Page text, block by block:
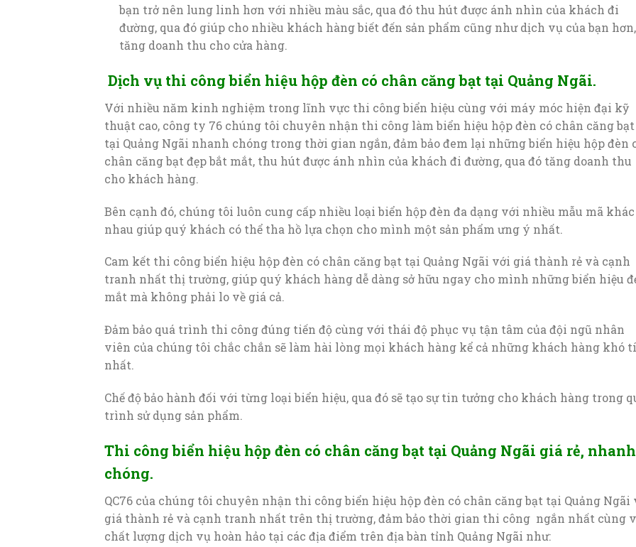
bạn trở nên lung linh hơn với nhiều màu sắc, qua đó thu hút được ánh nhìn của khách đi
đường, qua đó giúp cho nhiều khách hàng biết đến sản phẩm cũng như dịch vụ của bạn hơn,
tăng doanh thu cho cửa hàng.
Dịch vụ thi công biển hiệu hộp đèn có chân căng bạt tại Quảng Ngãi.
Với nhiều năm kinh nghiệm trong lĩnh vực thi công biển hiệu cùng với máy móc hiện đại kỹ
thuật cao, công ty 76 chúng tôi chuyên nhận thi công làm biển hiệu hộp đèn có chân căng bạt
tại Quảng Ngãi nhanh chóng trong thời gian ngắn, đảm bảo đem lại những biển hiệu hộp đèn
chân căng bạt đẹp bắt mắt, thu hút được ánh nhìn của khách đi đường, qua đó tăng doanh thu
cho khách hàng.
Bên cạnh đó, chúng tôi luôn cung cấp nhiều loại biển hộp đèn đa dạng với nhiều mẫu mã khác
nhau giúp quý khách có thể tha hồ lựa chọn cho mình một sản phẩm ưng ý nhất.
Cam kết thi công biển hiệu hộp đèn có chân căng bạt tại Quảng Ngãi với giá thành rẻ và cạnh
tranh nhất thị trường, giúp quý khách hàng dễ dàng sở hữu ngay cho mình những biển hiệu
mắt mà không phải lo về giá cả.
Đảm bảo quá trình thi công đúng tiến độ cùng với thái độ phục vụ tận tâm của đội ngũ nhân
viên của chúng tôi chắc chắn sẽ làm hài lòng mọi khách hàng kể cả những khách hàng khó
nhất.
Chế độ bảo hành đối với từng loại biển hiệu, qua đó sẽ tạo sự tin tưởng cho khách hàng trong
trình sử dụng sản phẩm.
Thi công biển hiệu hộp đèn có chân căng bạt tại Quảng Ngãi giá rẻ, nhanh
chóng.
QC76 của chúng tôi chuyên nhận thi công biển hiệu hộp đèn có chân căng bạt tại Quảng Ngãi
giá thành rẻ và cạnh tranh nhất trên thị trường, đảm bảo thời gian thi công ngắn nhất cùng
chất lượng dịch vụ hoàn hảo tại các địa điểm trên địa bàn tỉnh Quảng Ngãi như: